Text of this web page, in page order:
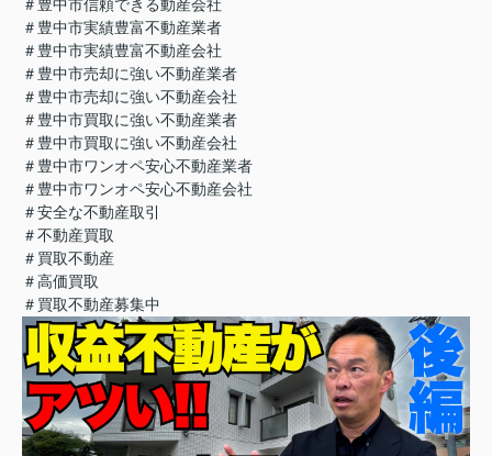
＃豊中市信頼できる動産会社
＃豊中市実績豊富不動産業者
＃豊中市実績豊富不動産会社
＃豊中市売却に強い不動産業者
＃豊中市売却に強い不動産会社
＃豊中市買取に強い不動産業者
＃豊中市買取に強い不動産会社
＃豊中市ワンオペ安心不動産業者
＃豊中市ワンオペ安心不動産会社
＃安全な不動産取引
＃不動産買取
＃買取不動産
＃高価買取
＃買取不動産募集中